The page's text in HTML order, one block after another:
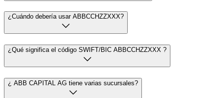
¿Cuándo debería usar ABBCCHZZXXX?
¿Qué significa el código SWIFT/BIC ABBCCHZZXXX ?
¿ ABB CAPITAL AG tiene varias sucursales?